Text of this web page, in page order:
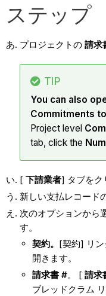
ステップ
プロジェクトの 請求
TIP
You can also
Commitments
Project level
tab, click the
[ 下請業者] タブをク
新しい支払レコード
次のオプションから
す。
契約。 [契約] リン
開きます。
請求書 #。 [ 請求
ブレッドクラム